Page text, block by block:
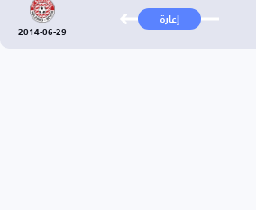
إعارة
2014-06-29